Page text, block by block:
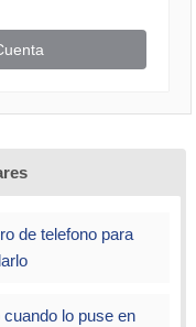
de telefono para
lo puse en